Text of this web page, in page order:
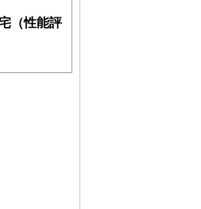
（性能評